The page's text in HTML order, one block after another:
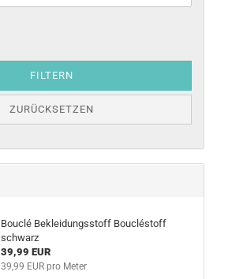
FILTERN
ZURÜCKSETZEN
Bouclé Bekleidungsstoff Boucléstoff
schwarz
39,99 EUR
39,99 EUR pro Meter